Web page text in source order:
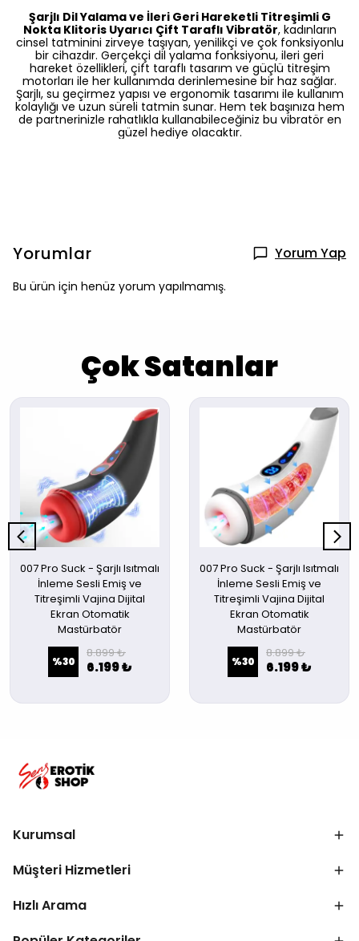
Şarjlı Dil Yalama ve İleri Geri Hareketli Titreşimli G
Nokta Klitoris Uyarıcı Çift Taraflı Vibratör, kadınların
cinsel tatminini zirveye taşıyan, yenilikçi ve çok fonksiyonlu
bir cihazdır. Gerçekçi dil yalama fonksiyonu, ileri geri
hareket özellikleri, çift taraflı tasarım ve güçlü titreşim
motorları ile her kullanımda derinlemesine bir haz sağlar.
Şarjlı, su geçirmez yapısı ve ergonomik tasarımı ile kullanım
kolaylığı ve uzun süreli tatmin sunar. Hem tek başınıza hem
de partnerinizle rahatlıkla kullanabileceğiniz bu vibratör en
güzel hediye olacaktır.
Yorumlar Yorum Yap
Bu ürün için henüz yorum yapılmamış.
Çok Satanlar
007 Pro Suck - Şarjlı Isıtmalı
İnleme Sesli Emiş ve
Titreşimli Vajina Dijital
Ekran Otomatik
Mastürbatör
%30
8.899 ₺
6.199 ₺
007 Pro Suck - Şarjlı Isıtmalı
İnleme Sesli Emiş ve
Titreşimli Vajina Dijital
Ekran Otomatik
Mastürbatör
%30
8.899 ₺
6.199 ₺
Kurumsal
Müşteri Hizmetleri
Hızlı Arama